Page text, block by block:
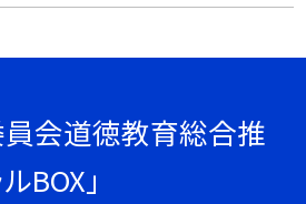
会道徳教育総合推
BOX」